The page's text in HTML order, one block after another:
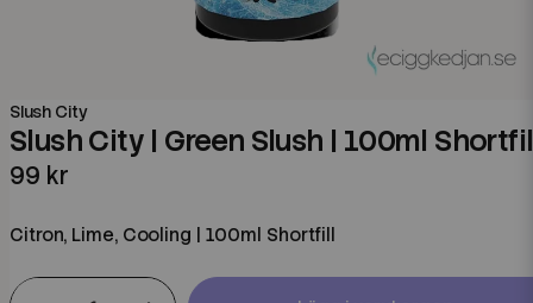
Slush City
Slush City | Green Slush | 100ml
99 kr
Citron, Lime, Cooling | 100ml Shortfill